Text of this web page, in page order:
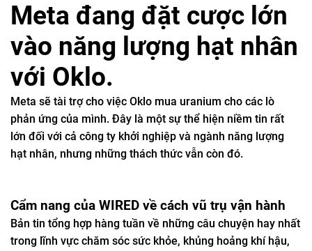
Meta đang đặt cược lớn
vào năng lượng hạt nhân
với Oklo.
Meta sẽ tài trợ cho việc Oklo mua uranium cho các lò
phản ứng của mình. Đây là một sự thể hiện niềm tin rất
lớn đối với cả công ty khởi nghiệp và ngành năng lượng
hạt nhân, nhưng những thách thức vẫn còn đó.
Cẩm nang của WIRED về cách vũ trụ vận hành
Bản tin tổng hợp hàng tuần về những câu chuyện hay nhất
trong lĩnh vực chăm sóc sức khỏe, khủng hoảng khí hậu,